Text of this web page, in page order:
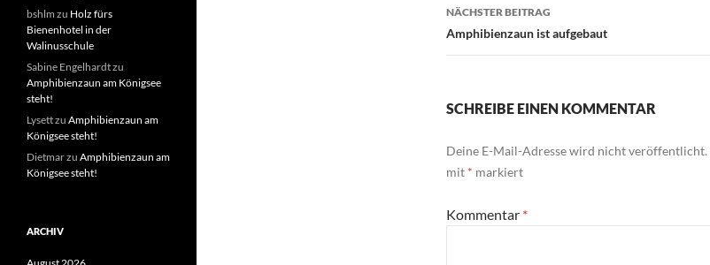
NÄCHSTER BEITRAG
Amphibienzaun ist aufgebaut
SCHREIBE EINEN KOMMENTAR
Deine E-Mail-Adresse wird nicht veröffentlicht.
mit * markiert
Kommentar *
bshlm zu Holz fürs
Bienenhotel in der
Walinusschule
Sabine Engelhardtzu
Amphibienzaun am Königsee
steht!
Lysettzu Amphibienzaun am
Königsee steht!
Dietmarzu Amphibienzaun am
Königsee steht!
ARCHIV